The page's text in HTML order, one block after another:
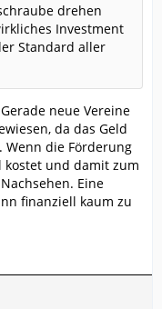
drehen
Investment
Standard aller
neue Vereine
da das Geld
die Förderung
und damit zum
Eine
finanziell kaum zu